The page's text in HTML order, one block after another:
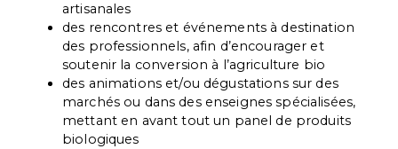
artisanales
des rencontres et événements à destination
des professionnels, afin d’encourager et
soutenir la conversion à l’agriculture bio
des animations et/ou dégustations sur des
marchés ou dans des enseignes spécialisées,
mettant en avant tout un panel de produits
biologiques